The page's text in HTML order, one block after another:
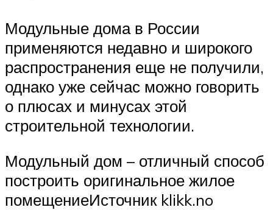
Модульные дома в России
применяются недавно и широкого
распространения еще не получили,
однако уже сейчас можно говорить
о плюсах и минусах этой
строительной технологии.
Модульный дом – отличный способ
построить оригинальное жилое
помещениеИсточник klikk.no